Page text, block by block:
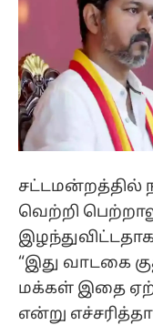
சட்டமன்றத்தில்
வெற்றி
இழந்துவிட்டதாக
“இது வாடகை
மக்கள் இதை
என்று